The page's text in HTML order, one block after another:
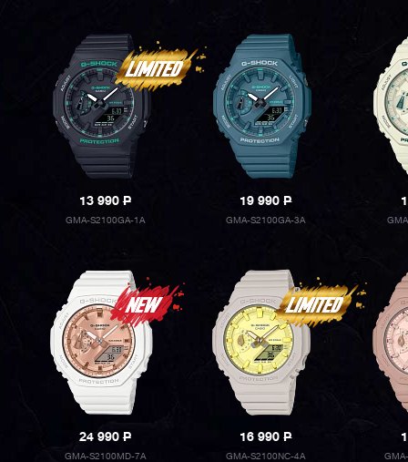
13 990P
GMA-S2100GA-1A
19 990P
GMA-S2100GA-3A
24 990P
GMA-S2100MD-7A
16 990P
GMA-S2100NC-4A